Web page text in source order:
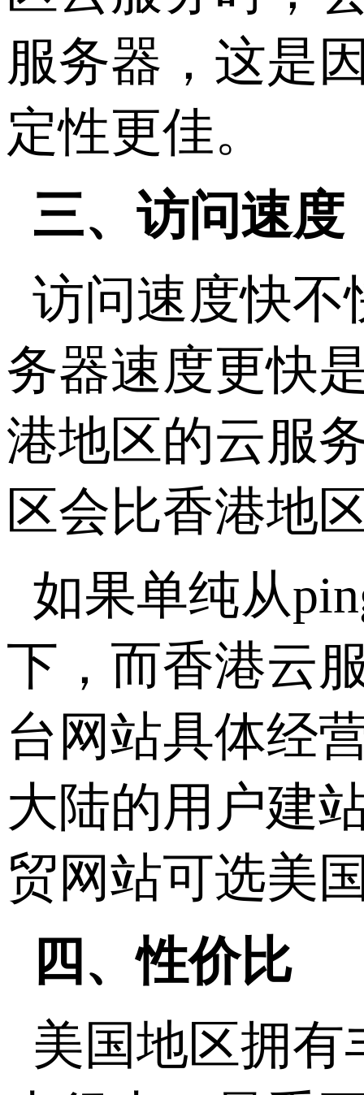
服务器，这是
定性更佳。
三、访问速度
访问速度快不
务器速度更快
港地区的云服
区会比香港地
如果单纯从
下，而香港云
台网站具体经
大陆的用户建
贸网站可选美
四、性价比
美国地区拥